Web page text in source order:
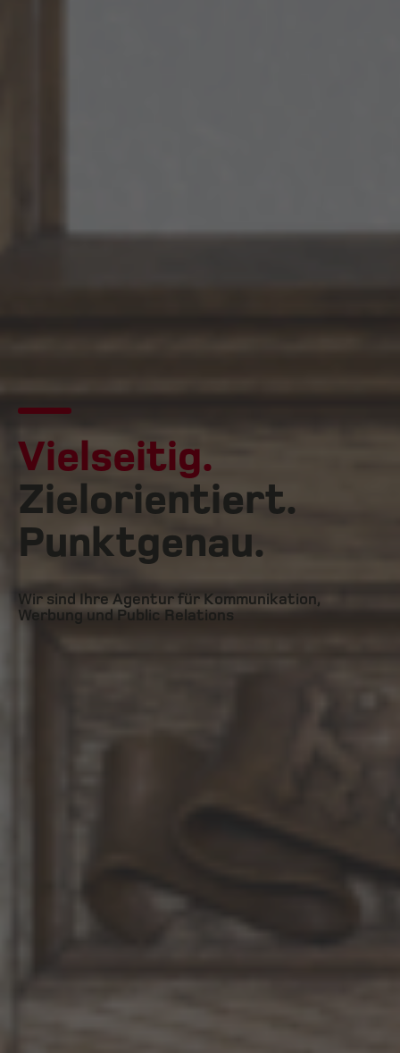
Vielseitig.
Zielorientiert.
Punktgenau.
Wir sind Ihre Agentur für Kommunikation,
Werbung und Public Relations